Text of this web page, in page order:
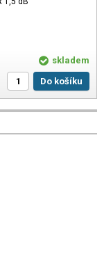
skladem
Do košíku